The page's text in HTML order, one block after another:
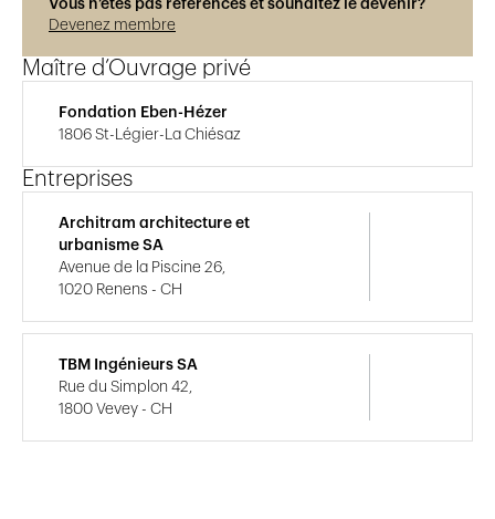
Vous n’êtes pas référencés et souhaitez le devenir?
Devenez membre
Maître d’Ouvrage privé
Fondation Eben-Hézer
1806 St-Légier-La Chiésaz
Entreprises
Architram architecture et
urbanisme SA
Avenue de la Piscine 26,
1020 Renens - CH
TBM Ingénieurs SA
Rue du Simplon 42,
1800 Vevey - CH